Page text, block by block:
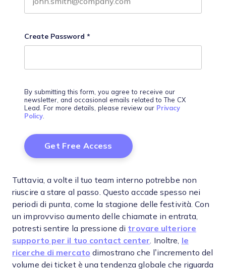
Create Password *
By submitting this form, you agree to receive our
newsletter, and occasional emails related to The CX
Lead. For more details, please review our Privacy
Policy.
Tuttavia, a volte il tuo team interno potrebbe non
riuscire a stare al passo. Questo accade spesso nei
periodi di punta, come la stagione delle festività. Con
un improvviso aumento delle chiamate in entrata,
potresti sentire la pressione di trovare ulteriore
supporto per il tuo contact center . Inoltre, le
ricerche di mercato dimostrano che l’incremento del
volume dei ticket è una tendenza globale che riguarda